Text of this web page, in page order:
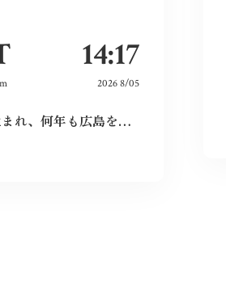
14:17
2026 8/05
広島に生まれ、何年も広島を離れて過ごしたけれど、なぜか、常に広島に対する想いは持ち続けていた。